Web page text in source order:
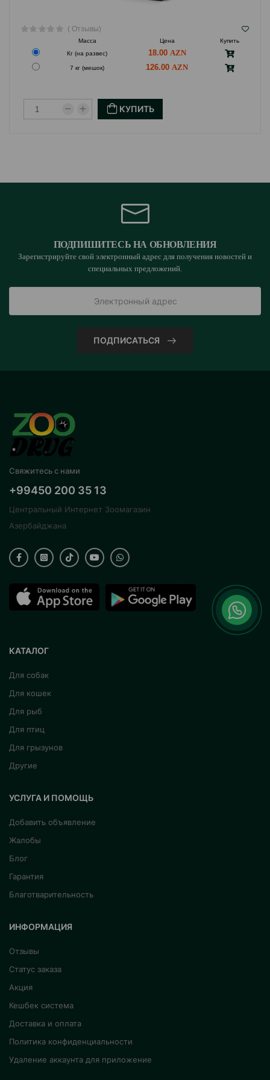
( Отзывы)
Масса Цена
Купить
Кг (на развес)
18.00
7 кг (мешок) 126.00
КУПИТЬ
ПОДПИШИТЕСЬ НА ОБНОВЛЕНИЯ
Зарегистрируйте свой электронный адрес для получения новостей и
специальных предложений.
ПОДПИСАТЬСЯ
Свяжитесь с нами
+99450 200 35 13
Центральный Интернет Зоомагазин
Азербайджана
КАТАЛОГ
Для собак
Для кошек
Для рыб
Для птиц
Для грызунов
Другие
УСЛУГА И ПОМОЩЬ
Добавить объявление
Жалобы
Блог
Гарантия
Благотварительность
ИНФОРМАЦИЯ
Отзывы
Статус заказа
Акция
Кешбек система
Доставка и оплата
Политика конфиденциальности
Удаление аккаунта для приложение